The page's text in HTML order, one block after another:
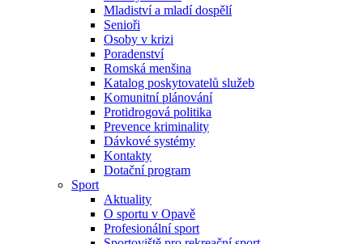
Mladiství a mladí dospělí
Senioři
Osoby v krizi
Poradenství
Romská menšina
Katalog poskytovatelů služeb
Komunitní plánování
Protidrogová politika
Prevence kriminality
Dávkové systémy
Kontakty
Dotační program
Sport
Aktuality
O sportu v Opavě
Profesionální sport